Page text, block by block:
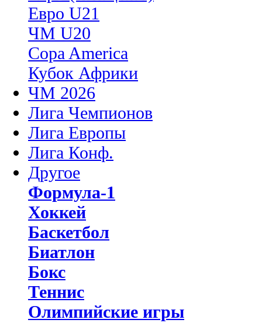
Евро U21
ЧМ U20
Copa America
Кубок Африки
ЧМ 2026
Лига Чемпионов
Лига Европы
Лига Конф.
Другое
Формула-1
Хоккей
Баскетбол
Биатлон
Бокс
Теннис
Олимпийские игры